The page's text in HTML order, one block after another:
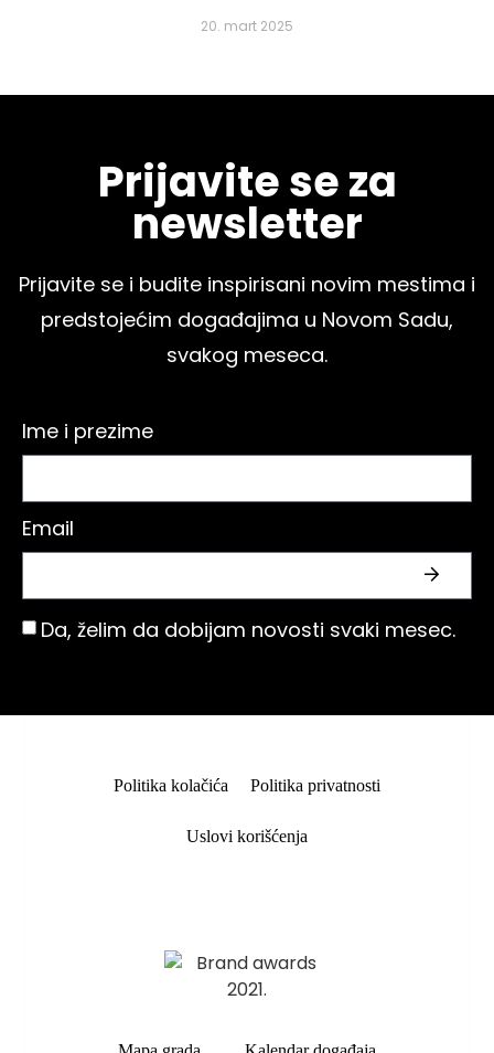
20. mart 2025
Prijavite se za
newsletter
Prijavite se i budite inspirisani novim mestima i
predstojećim događajima u Novom Sadu,
svakog meseca.
Ime i prezime
Email
Da, želim da dobijam novosti svaki mesec.
Politika kolačića Politika privatnosti
Uslovi korišćenja